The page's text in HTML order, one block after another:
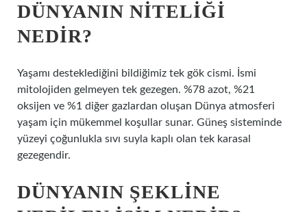
DÜNYANIN NITELIĞI
NEDIR?
Yaşamı desteklediğini bildiğimiz tek gök cismi. İsmi
mitolojiden gelmeyen tek gezegen. %78 azot, %21
oksijen ve %1 diğer gazlardan oluşan Dünya atmosferi
yaşam için mükemmel koşullar sunar. Güneş sisteminde
yüzeyi çoğunlukla sıvı suyla kaplı olan tek karasal
gezegendir.
DÜNYANIN ŞEKLINE